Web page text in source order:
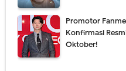
Promotor
Konfirmasi
Oktober!